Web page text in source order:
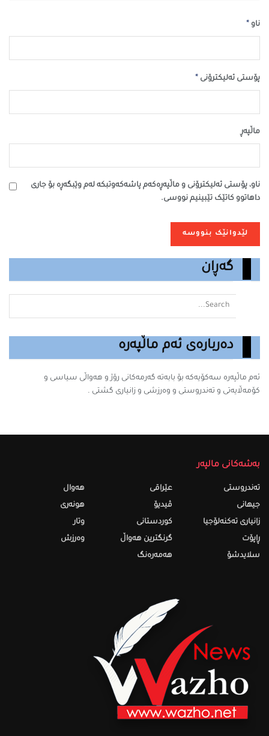
ناو *
پۆستی ئەلیکترۆنی *
ماڵپه‌ڕ
ناو، پۆستی ئەلیکترۆنی و ماڵپەڕەکەم پاشەکەوتبکە لەم وێبگەڕە بۆ جاری
داهاتوو کاتێک تێبینیم نووسی.
گەڕان
دەربارەی ئەم ماڵپەرە
ئەم ماڵپەرە سه‌كۆیه‌كه‌ بۆ بابه‌ته‌ گه‌رمه‌كانى رۆژ و هەواڵی سیاسی و
کۆمەڵایەتی و تەندروستی و وەرزشی و زانیارى گشتى .
بەشەکانی مالپەر
تەندروستى
جیهانی
زانیاری تەکنەلۆجیا
ڕاپۆت
سلایدشۆ
عێراقی
ڤیدیۆ
کوردستانی
گرنگترین هەواڵ
هەمەرەنگ
هەواڵ
هونەری
وتار
وەرزش